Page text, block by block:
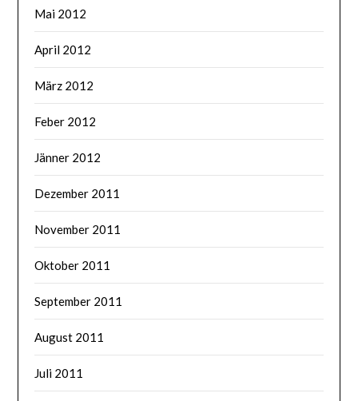
Mai 2012
April 2012
März 2012
Feber 2012
Jänner 2012
Dezember 2011
November 2011
Oktober 2011
September 2011
August 2011
Juli 2011